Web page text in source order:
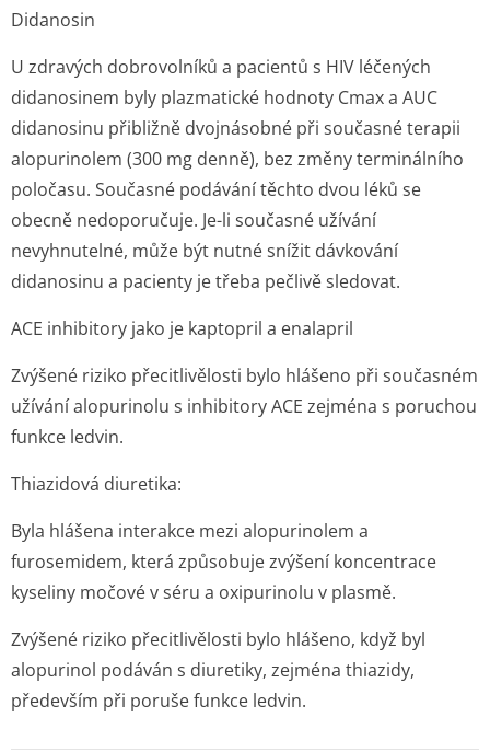
Didanosin
U zdravých dobrovolníků a pacientů s HIV léčených
didanosinem byly plazmatické hodnoty Cmax a AUC
didanosinu přibližně dvojnásobné při současné terapii
alopurinolem (300 mg denně), bez změny terminálního
poločasu. Současné podávání těchto dvou léků se
obecně nedoporučuje. Je-li současné užívání
nevyhnutelné, může být nutné snížit dávkování
didanosinu a pacienty je třeba pečlivě sledovat.
ACE inhibitory jako je kaptopril a enalapril
Zvýšené riziko přecitlivělosti bylo hlášeno při současném
užívání alopurinolu s inhibitory ACE zejména s poruchou
funkce ledvin.
Thiazidová diuretika:
Byla hlášena interakce mezi alopurinolem a
furosemidem, která způsobuje zvýšení koncentrace
kyseliny močové v séru a oxipurinolu v plasmě.
Zvýšené riziko přecitlivělosti bylo hlášeno, když byl
alopurinol podáván s diuretiky, zejména thiazidy,
především při poruše funkce ledvin.